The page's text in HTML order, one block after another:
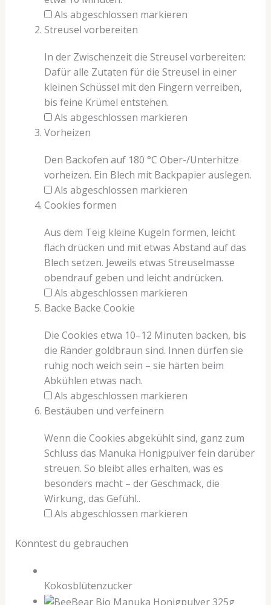
Als abgeschlossen markieren
Streusel vorbereiten
In der Zwischenzeit die Streusel vorbereiten:
Dafür alle Zutaten für die Streusel in einer
kleinen Schüssel mit den Fingern verreiben,
bis feine Krümel entstehen.
Als abgeschlossen markieren
Vorheizen
Den Backofen auf 180 °C Ober-/Unterhitze
vorheizen. Ein Blech mit Backpapier auslegen.
Als abgeschlossen markieren
Cookies formen
Aus dem Teig kleine Kugeln formen, leicht
flach drücken und mit etwas Abstand auf das
Blech setzen. Jeweils etwas Streuselmasse
obendrauf geben und leicht andrücken.
Als abgeschlossen markieren
Backe Backe Cookie
Die Cookies etwa 10–12 Minuten backen, bis
die Ränder goldbraun sind. Innen dürfen sie
ruhig noch weich sein – sie härten beim
Abkühlen etwas nach.
Als abgeschlossen markieren
Bestäuben und verfeinern
Wenn die Cookies abgekühlt sind, ganz zum
Schluss das Manuka Honigpulver fein darüber
streuen. So bleibt alles erhalten, was es
besonders macht – der Geschmack, die
Wirkung, das Gefühl..
Als abgeschlossen markieren
Könntest du gebrauchen
Kokosblütenzucker